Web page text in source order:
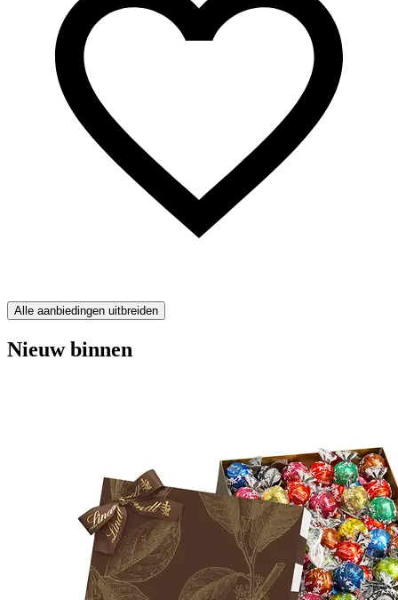
Alle aanbiedingen uitbreiden
Nieuw binnen